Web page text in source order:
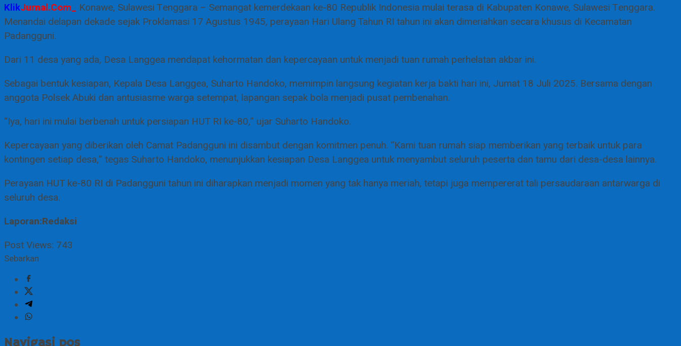
KlikJurnal.Com_ Konawe, Sulawesi Tenggara – Semangat kemerdekaan ke-80 Republik Indonesia mulai terasa di Kabupaten Konawe, Sulawesi Tenggara.
Menandai delapan dekade sejak Proklamasi 17 Agustus 1945, perayaan Hari Ulang Tahun RI tahun ini akan dimeriahkan secara khusus di Kecamatan
Padangguni.
Dari 11 desa yang ada, Desa Langgea mendapat kehormatan dan kepercayaan untuk menjadi tuan rumah perhelatan akbar ini.
Sebagai bentuk kesiapan, Kepala Desa Langgea, Suharto Handoko, memimpin langsung kegiatan kerja bakti hari ini, Jumat 18 Juli 2025. Bersama dengan
anggota Polsek Abuki dan antusiasme warga setempat, lapangan sepak bola menjadi pusat pembenahan.
“Iya, hari ini mulai berbenah untuk persiapan HUT RI ke-80,” ujar Suharto Handoko.
Kepercayaan yang diberikan oleh Camat Padangguni ini disambut dengan komitmen penuh. “Kami tuan rumah siap memberikan yang terbaik untuk para
kontingen setiap desa,” tegas Suharto Handoko, menunjukkan kesiapan Desa Langgea untuk menyambut seluruh peserta dan tamu dari desa-desa lainnya.
Perayaan HUT ke-80 RI di Padangguni tahun ini diharapkan menjadi momen yang tak hanya meriah, tetapi juga mempererat tali persaudaraan antarwarga di
seluruh desa.
Laporan:Redaksi
Post Views: 743
Sebarkan